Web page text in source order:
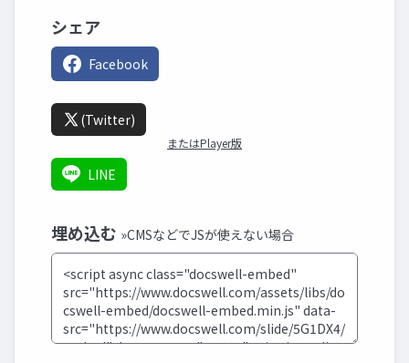
シェア
Facebook
(Twitter)
またはPlayer版
LINE
埋め込む »CMSなどでJSが使えない場合